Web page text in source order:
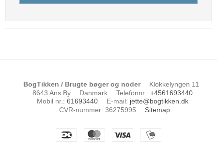
BogTikken / Brugte bøger og noder
Klokkelyngen 11
8643 Ans By
Danmark Telefonnr. : +4561693440
Mobil nr.: 61693440 E-mail: jette@bogtikken.dk
CVR-nummer: 36275995 Sitemap